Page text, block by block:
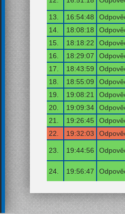
13. 16:54:48
14.
18:08:18
15.
18:18:22
16.
18:29:07
17.
18:43:59
18.
18:55:09
19.
19:08:21
20.
19:09:34
21.
19:26:45
22.
19:32:03
23. 19:44:56
24. 19:56:47